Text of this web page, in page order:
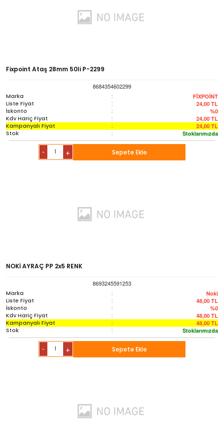
Fixpoint Ataş 28mm 50li P-2299
8684354602299
Marka
: FİXPOİNT
Liste Fiyat : 24,00 TL
İskonto : %0
Kdv Hariç Fiyat : 24,00 TL
Kampanyalı Fiyat : 24,00 TL
Stok : Stoklarımızda
- + Sepete Ekle
NOKİ AYRAÇ PP 2x5 RENK
8693245591253
Marka
: Noki
Liste Fiyat : 48,00 TL
İskonto : %0
Kdv Hariç Fiyat : 48,00 TL
Kampanyalı Fiyat : 48,00 TL
Stok : Stoklarımızda
- + Sepete Ekle